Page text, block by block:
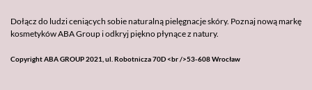
Dołącz do ludzi ceniących sobie naturalną pielęgnacje skóry. Poznaj nową markę
kosmetyków ABA Group i odkryj piękno płynące z natury.
Copyright ABA GROUP 2021, ul. Robotnicza 70D <br />53-608 Wrocław